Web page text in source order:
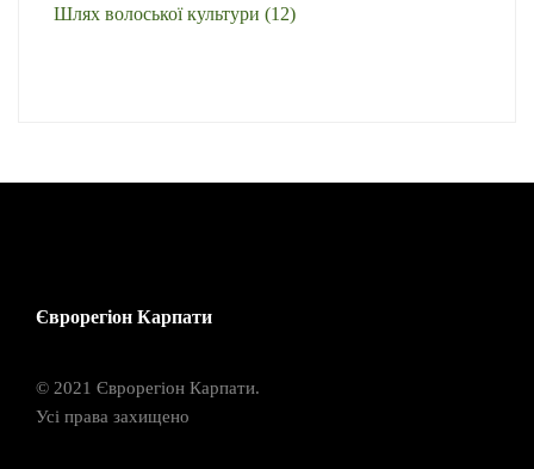
Шлях волоської культури (12)
Єврорегіон Карпати
© 2021 Єврорегіон Карпати.
Усі права захищено